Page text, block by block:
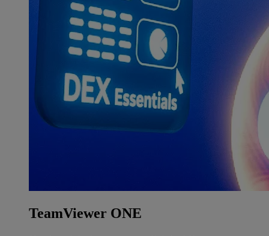
TeamViewer ONE